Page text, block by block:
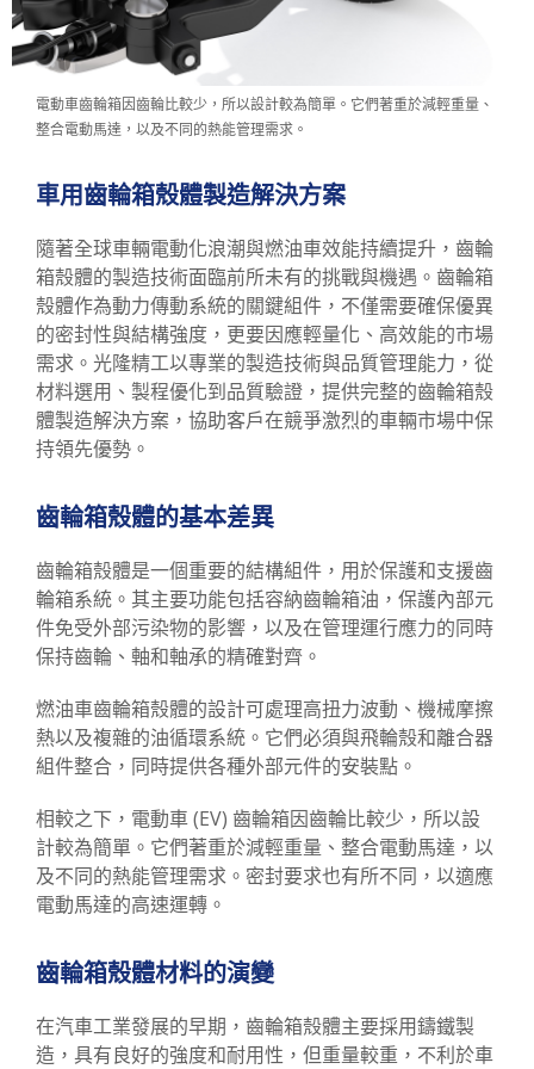
電動車齒輪箱因齒輪比較少，所以設計較為簡單。它們著重於減輕重量、
整合電動馬達，以及不同的熱能管理需求。
車用齒輪箱殼體製造解決方案
隨著全球車輛電動化浪潮與燃油車效能持續提升，齒輪
箱殼體的製造技術面臨前所未有的挑戰與機遇。齒輪箱
殼體作為動力傳動系統的關鍵組件，不僅需要確保優異
的密封性與結構強度，更要因應輕量化、高效能的市場
需求。光隆精工以專業的製造技術與品質管理能力，從
材料選用、製程優化到品質驗證，提供完整的齒輪箱殼
體製造解決方案，協助客戶在競爭激烈的車輛市場中保
持領先優勢。
齒輪箱殼體的基本差異
齒輪箱殼體是一個重要的結構組件，用於保護和支援齒
輪箱系統。其主要功能包括容納齒輪箱油，保護內部元
件免受外部污染物的影響，以及在管理運行應力的同時
保持齒輪、軸和軸承的精確對齊。
燃油車齒輪箱殼體的設計可處理高扭力波動、機械摩擦
熱以及複雜的油循環系統。它們必須與飛輪殼和離合器
組件整合，同時提供各種外部元件的安裝點。
相較之下，電動車 (EV) 齒輪箱因齒輪比較少，所以設
計較為簡單。它們著重於減輕重量、整合電動馬達，以
及不同的熱能管理需求。密封要求也有所不同，以適應
電動馬達的高速運轉。
齒輪箱殼體材料的演變
在汽車工業發展的早期，齒輪箱殼體主要採用鑄鐵製
造，具有良好的強度和耐用性，但重量較重，不利於車